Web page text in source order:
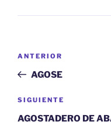
entradas
Entrada
anterior:
ANTERIOR
AGOSE
Siguiente
entrada
SIGUIENTE
AGOSTADERO DE